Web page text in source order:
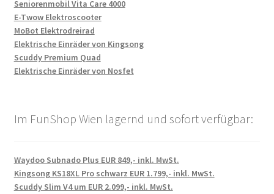
Seniorenmobil Vita Care 4000
E-Twow Elektroscooter
MoBot Elektrodreirad
Elektrische Einräder von Kingsong
Scuddy Premium Quad
Elektrische Einräder von Nosfet
Im FunShop Wien lagernd und sofort verfügbar:
Waydoo Subnado Plus EUR 849,- inkl. MwSt.
Kingsong KS18XL Pro schwarz EUR 1.799,- inkl. MwSt.
Scuddy Slim V4 um EUR 2.099,- inkl. MwSt.